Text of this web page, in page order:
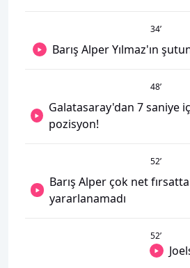
34’
Barış Alper Yılmaz'ın
48’
Galatasaray'dan 7 saniye
pozisyon!
52’
Barış Alper çok net
yararlanamadı
52’